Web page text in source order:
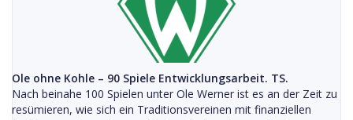
Ole ohne Kohle – 90 Spiele Entwicklungsarbeit. TS.
Nach beinahe 100 Spielen unter Ole Werner ist es an der Zeit zu
resümieren, wie sich ein Traditionsvereinen mit finanziellen